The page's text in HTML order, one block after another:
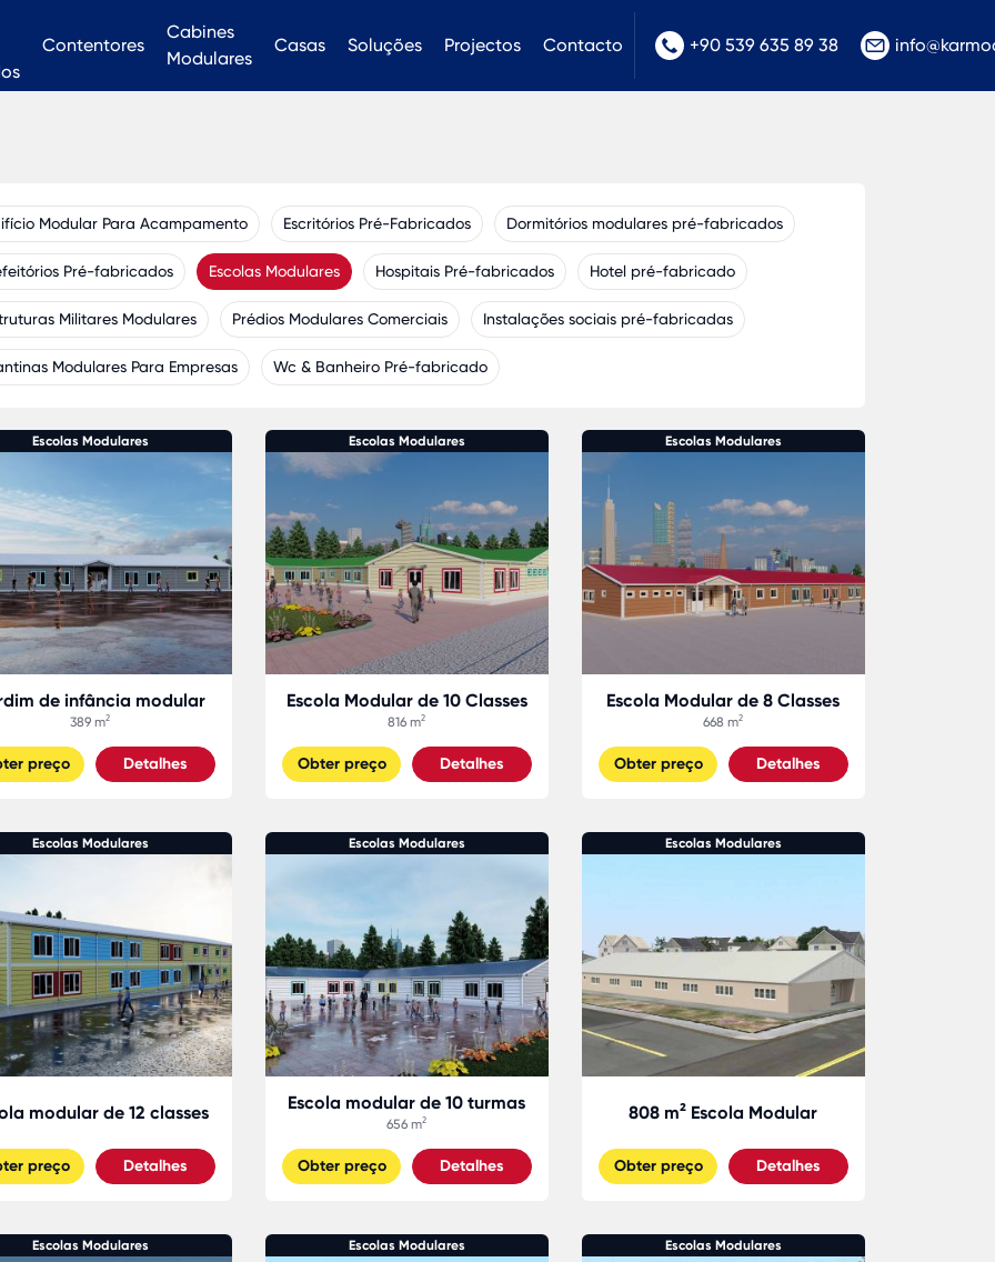
Contentores
Cabines
Modulares
Casas Soluções Projectos Contacto +90 539 635 89 38
Modular Para Acampamento Escritórios Pré-Fabricados Dormitórios modulares pré-fabricados
Pré-fabricados Escolas Modulares Hospitais Pré-fabricados Hotel pré-fabricado
Militares Modulares Prédios Modulares Comerciais Instalações sociais pré-fabricadas
Modulares Para Empresas Wc & Banheiro Pré-fabricado
Escolas Modulares
de infância modular
389 m²
preço Detalhes
Escolas Modulares
Escola Modular de 10 Classes
816 m²
Obter preço Detalhes
Escolas Modulares
Escola Modular de 8 Classes
668 m²
Obter preço Detalhes
Escolas Modulares
modular de 12 classes
preço Detalhes
Escolas Modulares
Escola modular de 10 turmas
656 m²
Obter preço Detalhes
Escolas Modulares
808 m² Escola Modular
Obter preço Detalhes
Escolas Modulares Escolas Modulares Escolas Modulares